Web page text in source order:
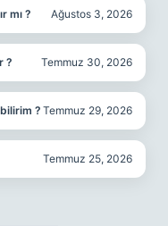
mı ? Ağustos 3, 2026
? Temmuz 30, 2026
? Temmuz 29, 2026
Temmuz 25, 2026